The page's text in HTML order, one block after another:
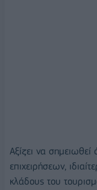
Αξίζει να
επιχειρήσεων,
κλάδους του